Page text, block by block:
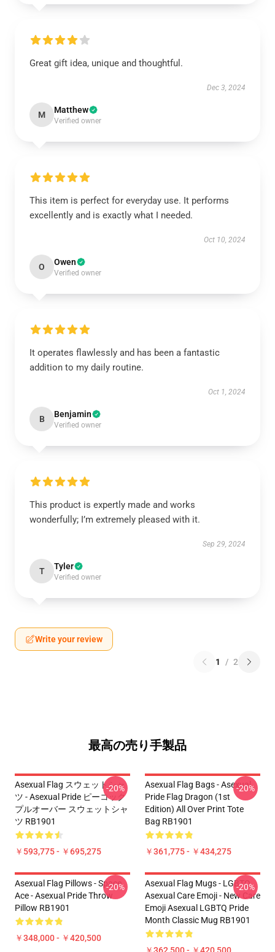
Great gift idea, unique and thoughtful.
Dec 3, 2024
M Matthew
Verified owner
This item is perfect for everyday use. It performs
excellently and is exactly what I needed.
Oct 10, 2024
O Owen
Verified owner
It operates flawlessly and has been a fantastic
addition to my daily routine.
Oct 1, 2024
B Benjamin
Verified owner
This product is expertly made and works
wonderfully; I’m extremely pleased with it.
Sep 29, 2024
T Tyler
Verified owner
Write your review
1 / 2
最高の売り手製品
Asexual Flag スウェットシャ
ツ - Asexual Pride ピーコック
プルオーバー スウェットシャ
ツ RB1901
￥593,775 - ￥695,275
-20%
Asexual Flag Bags - Asexual
Pride Flag Dragon (1st
Edition) All Over Print Tote
Bag RB1901
￥361,775 - ￥434,275
-20%
Asexual Flag Pillows - Space
Ace - Asexual Pride Throw
Pillow RB1901
￥348,000 - ￥420,500
-20%
Asexual Flag Mugs - LGBTQ
Asexual Care Emoji - New Care
Emoji Asexual LGBTQ Pride
Month Classic Mug RB1901
-20%